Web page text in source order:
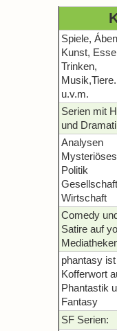
Spiele,
Kunst,
Trinken,
u.v.m.
Serien mit
und
Analysen
Mysteriöses
Politik
Gesellschaft
Wirtschaft
Comedy und
Satire auf
phantasy
Kofferwort
Phantastik
Fantasy
SF Serien: